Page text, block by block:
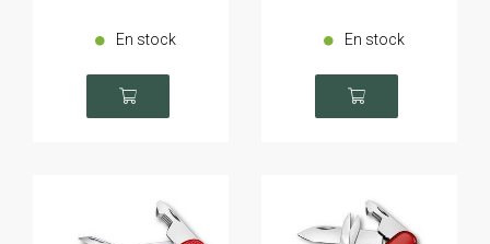
En stock En stock